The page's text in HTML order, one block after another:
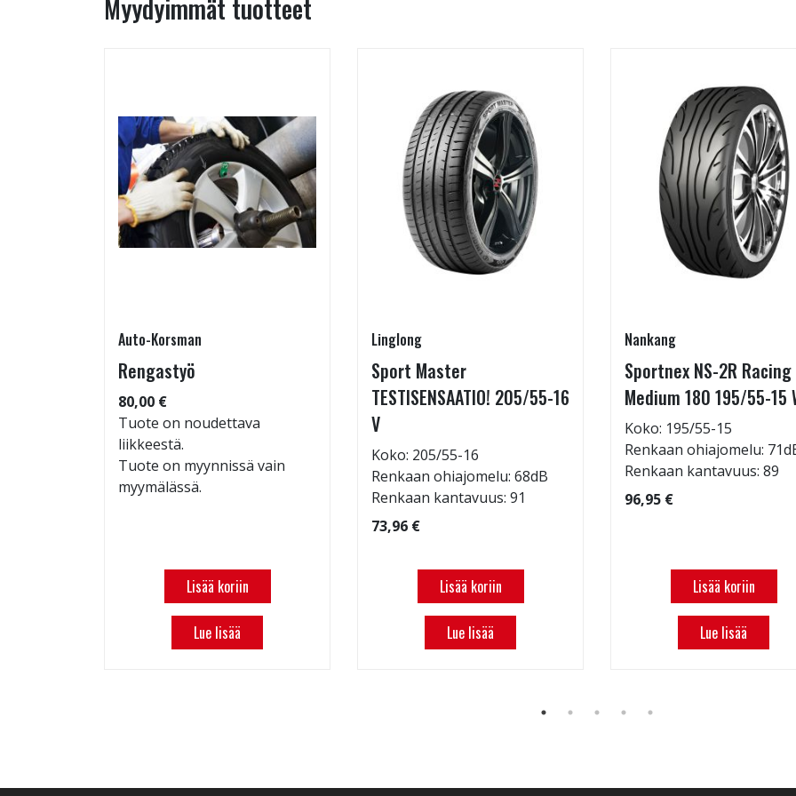
Myydyimmät tuotteet
Auto-Korsman
Rengastyö
80,00 €
Tuote on noudettava
liikkeestä.
Tuote on myynnissä vain
myymälässä.
Lisää koriin
Lue lisää
Linglong
Sport Master
TESTISENSAATIO! 205/55-16
V
Koko: 205/55-16
Renkaan ohiajomelu: 68dB
Renkaan kantavuus: 91
73,96 €
Lisää koriin
Lue lisää
Nankang
Sportnex NS-2R Racing
Medium 180 195/55-15
Koko: 195/55-15
Renkaan ohiajomelu:
Renkaan kantavuus: 89
96,95 €
Lisää koriin
Lue lisää